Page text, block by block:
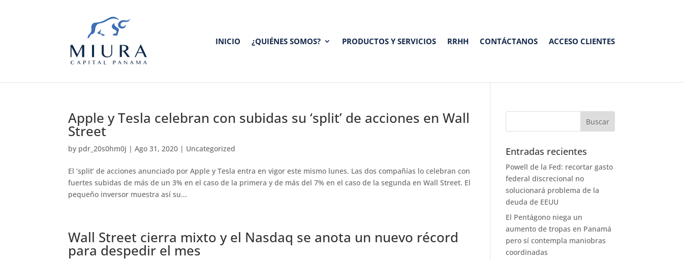
INICIO ¿QUIÉNES SOMOS? PRODUCTOS Y SERVICIOS RRHH CONTÁCTANOS ACCESO CLIENTES
Apple y Tesla celebran con subidas su ‘split’ de acciones en Wall
Street
by pdr_20s0hm0j |Ago 31, 2020 | Uncategorized
El ‘split’ de acciones anunciado por Apple y Tesla entra en vigor este mismo lunes. Las dos compañías lo celebran con
fuertes subidas de más de un 3% en el caso de la primera y de más del 7% en el caso de la segunda en Wall Street. El
pequeño inversor muestra así su...
Wall Street cierra mixto y el Nasdaq se anota un nuevo récord
para despedir el mes
Entradas recientes
Powell de la Fed: recortar gasto
federal discrecional no
solucionará problema de la
deuda de EEUU
El Pentágono niega un
aumento de tropas en Panamá
pero sí contempla maniobras
coordinadas